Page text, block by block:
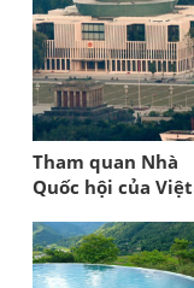
Tham quan Nhà
Quốc hội của Việt